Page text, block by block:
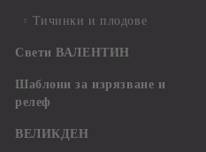
Тичинки и плодове
Свети ВАЛЕНТИН
Шаблони за изрязване и
релеф
ВЕЛИКДЕН